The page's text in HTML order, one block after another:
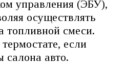
управления (ЭБУ),
осуществлять
топливной смеси.
если
салона авто.